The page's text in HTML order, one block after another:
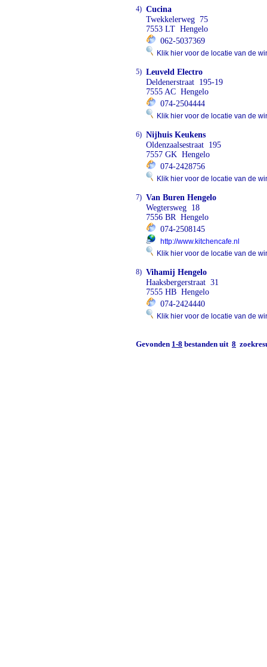
4) Cucina
Twekkelerweg 75
7553 LT Hengelo
062-5037369
Klik hier voor de locatie van de
5) Leuveld Electro
Deldenerstraat 195-19
7555 AC Hengelo
074-2504444
Klik hier voor de locatie van de
6) Nijhuis Keukens
Oldenzaalsestraat 195
7557 GK Hengelo
074-2428756
Klik hier voor de locatie van de
7) Van Buren Hengelo
Wegtersweg 18
7556 BR Hengelo
074-2508145
http://www.kitchencafe.nl
Klik hier voor de locatie van de
8) Vihamij Hengelo
Haaksbergerstraat 31
7555 HB Hengelo
074-2424440
Klik hier voor de locatie van de
Gevonden 1-8 bestanden uit 8